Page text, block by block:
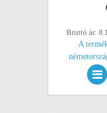
Bruttó ár:
A